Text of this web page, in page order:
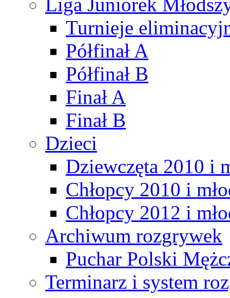
Turnieje
Półfinał A
Półfinał B
Finał A
Finał B
Dzieci
Dziewczęta 2010 i
Chłopcy 2010 i
Chłopcy 2012 i
Archiwum rozgrywek
Puchar Polski
Terminarz i system